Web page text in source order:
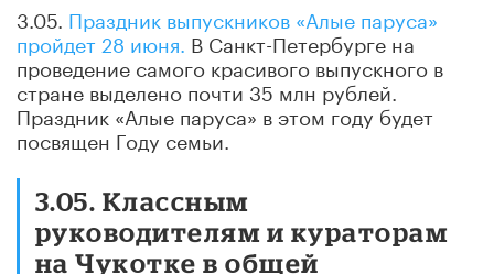
3.05. Праздник выпускников «Алые паруса»
пройдет 28 июня. В Санкт-Петербурге на
проведение самого красивого выпускного в
стране выделено почти 35 млн рублей.
Праздник «Алые паруса» в этом году будет
посвящен Году семьи.
3.05. Классным
руководителям и кураторам
на Чукотке в общей